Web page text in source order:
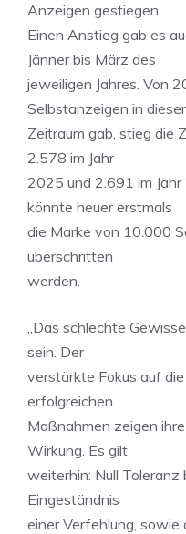
Anzeigen gestiegen.
Einen Anstieg gab es
Jänner bis März des
jeweiligen Jahres. Von
Selbstanzeigen in
Zeitraum gab, stieg die
2.578 im Jahr
2025 und 2.691 im
könnte heuer erstmals
die Marke von 10.000
überschritten
werden.
„Das schlechte
sein. Der
verstärkte Fokus auf
erfolgreichen
Maßnahmen zeigen
Wirkung. Es gilt
weiterhin: Null Toleranz
Eingeständnis
einer Verfehlung, sowie